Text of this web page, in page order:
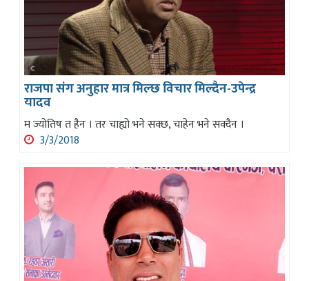
राजपा संग अनुहार मात्र मिल्छ विचार मिल्दैन-उपेन्द्र
यादव
म ज्योतिष त हैन । तर चाह्यो भने सक्छ, चाहेन भने सक्दैन ।
3/3/2018